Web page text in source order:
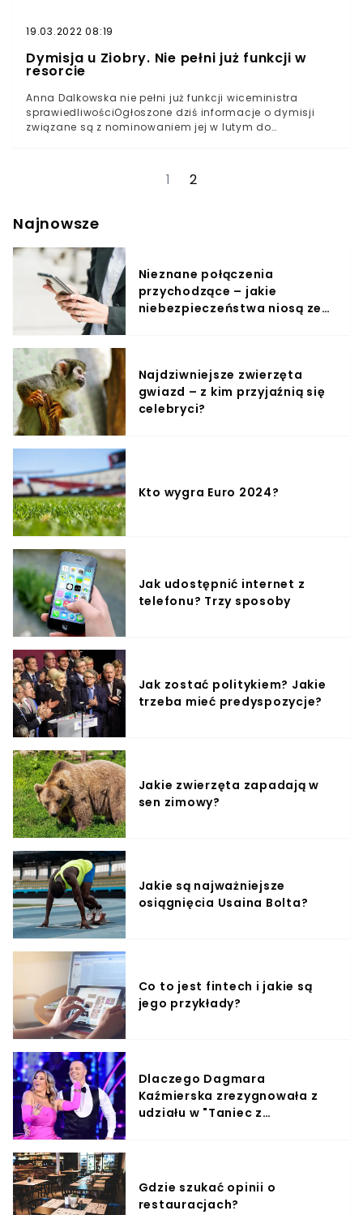
19.03.2022 08:19
Dymisja u Ziobry. Nie pełni już funkcji w
resorcie
Anna Dalkowska nie pełni już funkcji wiceministra
sprawiedliwościOgłoszone dziś informacje o dymisji
związane są z nominowaniem jej w lutym do
DalkowskiejAnna Dalkowska przejęła stanowisko po
Piebiaku.
1 2
Najnowsze
Nieznane połączenia
przychodzące – jakie
niebezpieczeństwa niosą ze
Najdziwniejsze zwierzęta
gwiazd – z kim przyjaźnią się
celebryci?
Kto wygra Euro 2024?
Jak udostępnić internet z
telefonu? Trzy sposoby
Jak zostać politykiem? Jakie
trzeba mieć predyspozycje?
Jakie zwierzęta zapadają w
sen zimowy?
Jakie są najważniejsze
osiągnięcia Usaina Bolta?
Co to jest fintech i jakie są
jego przykłady?
Dlaczego Dagmara
Kaźmierska zrezygnowała z
udziału w "Taniec z
Gdzie szukać opinii o
restauracjach?